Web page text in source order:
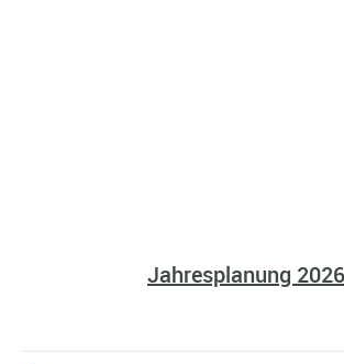
Jahresplanung 2026